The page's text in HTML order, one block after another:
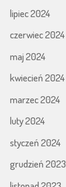
lipiec 2024
czerwiec 2024
maj 2024
kwiecień 2024
marzec 2024
luty 2024
styczeń 2024
grudzień 2023